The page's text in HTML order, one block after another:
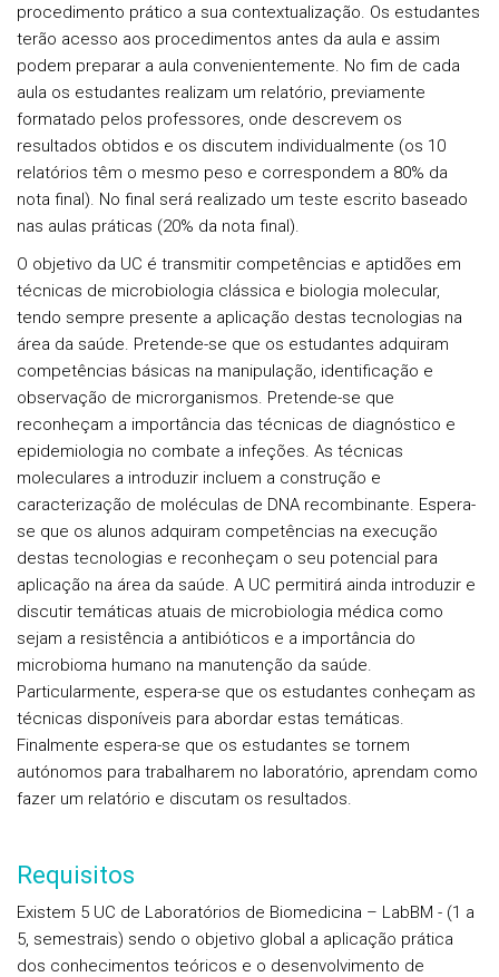
procedimento prático a sua contextualização. Os estudantes
terão acesso aos procedimentos antes da aula e assim
podem preparar a aula convenientemente. No fim de cada
aula os estudantes realizam um relatório, previamente
formatado pelos professores, onde descrevem os
resultados obtidos e os discutem individualmente (os 10
relatórios têm o mesmo peso e correspondem a 80% da
nota final). No final será realizado um teste escrito baseado
nas aulas práticas (20% da nota final).
O objetivo da UC é transmitir competências e aptidões em
técnicas de microbiologia clássica e biologia molecular,
tendo sempre presente a aplicação destas tecnologias na
área da saúde. Pretende-se que os estudantes adquiram
competências básicas na manipulação, identificação e
observação de microrganismos. Pretende-se que
reconheçam a importância das técnicas de diagnóstico e
epidemiologia no combate a infeções. As técnicas
moleculares a introduzir incluem a construção e
caracterização de moléculas de DNA recombinante. Espera-
se que os alunos adquiram competências na execução
destas tecnologias e reconheçam o seu potencial para
aplicação na área da saúde. A UC permitirá ainda introduzir e
discutir temáticas atuais de microbiologia médica como
sejam a resistência a antibióticos e a importância do
microbioma humano na manutenção da saúde.
Particularmente, espera-se que os estudantes conheçam as
técnicas disponíveis para abordar estas temáticas.
Finalmente espera-se que os estudantes se tornem
autónomos para trabalharem no laboratório, aprendam como
fazer um relatório e discutam os resultados.
Requisitos
Existem 5 UC de Laboratórios de Biomedicina – LabBM - (1 a
5, semestrais) sendo o objetivo global a aplicação prática
dos conhecimentos teóricos e o desenvolvimento de